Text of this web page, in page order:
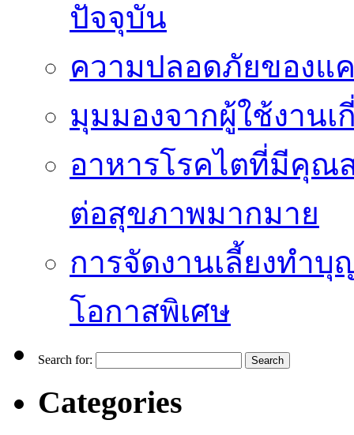
ปัจจุบัน
ความปลอดภัยของแ
มุมมองจากผู้ใช้งาน
อาหารโรคไตที่มีคุณ
ต่อสุขภาพมากมาย
การจัดงานเลี้ยงทำ
โอกาสพิเศษ
Search for:
Categories